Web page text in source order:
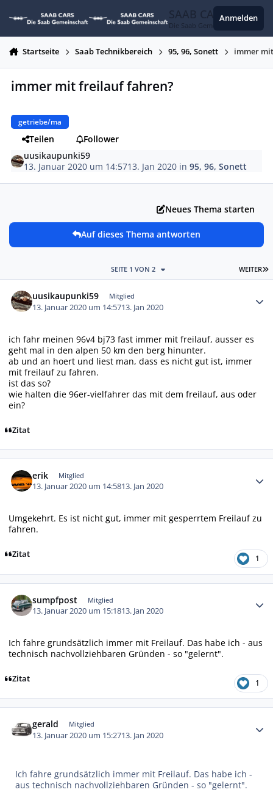
SAAB CARS
Die Saab Gemeinschaft
Anmelden
Startseite Saab Technikbereich 95, 96, Sonett immer
immer mit freilauf fahren?
getriebe/ma
Teilen
Follower
uusikaupunki59
13. Januar 2020 um 14:5713. Jan 2020 in95, 96, Sonett
Neues Thema starten
Auf dieses Thema antworten
WEITER
SEITE 1 VON 2
uusikaupunki59 Mitglied
13. Januar 2020 um 14:5713. Jan 2020
ich fahr meinen 96v4 bj73 fast immer mit freilauf, ausser es
geht mal in den alpen 50 km den berg hinunter.
ab und an hoert und liest man, dass es nicht gut ist, immer
mit freilauf zu fahren.
ist das so?
wie halten die 96er-vielfahrer das mit dem freilauf, aus oder
ein?
Zitat
erik Mitglied
13. Januar 2020 um 14:5813. Jan 2020
Umgekehrt. Es ist nicht gut, immer mit gesperrtem Freilauf zu
fahren.
Zitat 1
sumpfpost Mitglied
13. Januar 2020 um 15:1813. Jan 2020
Ich fahre grundsätzlich immer mit Freilauf. Das habe ich - aus
technisch nachvollziehbaren Gründen - so "gelernt".
Zitat 1
gerald Mitglied
13. Januar 2020 um 15:2713. Jan 2020
Ich fahre grundsätzlich immer mit Freilauf. Das habe ich -
aus technisch nachvollziehbaren Gründen - so "gelernt".